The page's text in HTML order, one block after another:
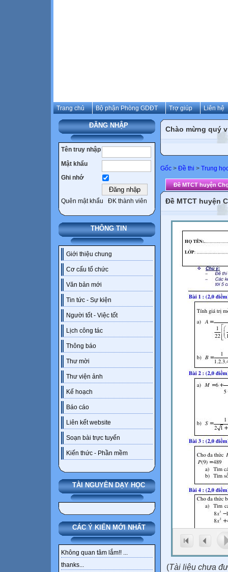
Trang chủ Bộ phận Phòng GDĐT Trợ giúp Liên hệ
ĐĂNG NHẬP
Tên truy nhập
Mật khẩu
Ghi nhớ
Quên mật khẩu ĐK thành viên
THÔNG TIN
Giới thiệu chung
Cơ cấu tổ chức
Văn bản mới
Tin tức - Sự kiện
Người tốt - Việc tốt
Lịch công tác
Thông báo
Thư mời
Thư viện ảnh
Kế hoạch
Báo cáo
Liên kết website
Soạn bài trực tuyến
Kiến thức - Phần mềm
TÀI NGUYÊN DẠY HỌC
CÁC Ý KIẾN MỚI NHẤT
Không quan tâm lắm!! ...
thanks...
Chào mừng quý
Gốc > Đề thi > Trung
Đề MTCT huyện
Đề MTCT huyện
(Tài liệu chưa